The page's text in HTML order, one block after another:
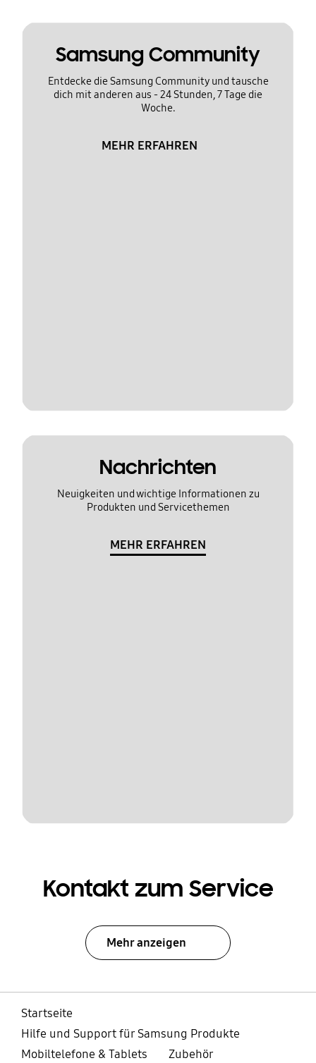
Samsung Community
Entdecke die Samsung Community und tausche
dich mit anderen aus - 24 Stunden, 7 Tage die
Woche.
MEHR ERFAHREN
Nachrichten
Neuigkeiten und wichtige Informationen zu
Produkten und Servicethemen
MEHR ERFAHREN
Kontakt zum Service
Mehr anzeigen
Startseite
Hilfe und Support für Samsung Produkte
Mobiltelefone & Tablets
Zubehör